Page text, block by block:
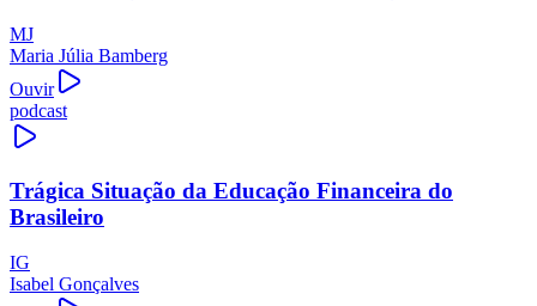
MJ
Maria Júlia Bamberg
Ouvir
podcast
Trágica Situação da Educação Financeira do
Brasileiro
IG
Isabel Gonçalves